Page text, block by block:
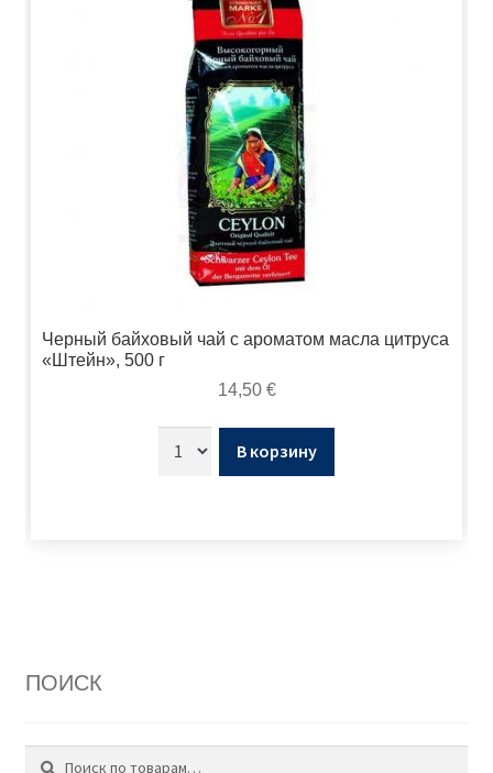
Черный байховый чай с ароматом масла цитруса
«Штейн», 500 г
14,50 €
В корзину
ПОИСК
Поиск